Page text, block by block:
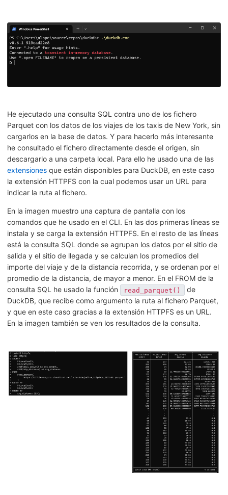
He ejecutado una consulta SQL contra uno de los fichero
Parquet con los datos de los viajes de los taxis de New York, sin
cargarlos en la base de datos. Y para hacerlo más interesante
he consultado el fichero directamente desde el origen, sin
descargarlo a una carpeta local. Para ello he usado una de las
extensiones que están disponibles para DuckDB, en este caso
la extensión HTTPFS con la cual podemos usar un URL para
indicar la ruta al fichero.
En la imagen muestro una captura de pantalla con los
comandos que he usado en el CLI. En las dos primeras líneas se
instala y se carga la extensión HTTPFS. En el resto de las líneas
está la consulta SQL donde se agrupan los datos por el sitio de
salida y el sitio de llegada y se calculan los promedios del
importe del viaje y de la distancia recorrida, y se ordenan por el
promedio de la distancia, de mayor a menor. En el FROM de la
consulta SQL he usado la función
read_parquet()
de
DuckDB, que recibe como argumento la ruta al fichero Parquet,
y que en este caso gracias a la extensión HTTPFS es un URL.
En la imagen también se ven los resultados de la consulta.